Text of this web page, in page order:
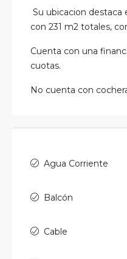
Su ubicacion destaca
con 231 m2 totales,
Cuenta con una
cuotas.
No cuenta con
Agua Corriente
Balcón
Cable